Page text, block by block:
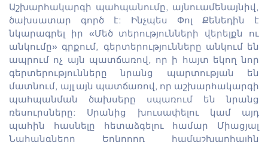
Աշխարհակարգի պահպանումը, այնուամենայնիվ,
ծախսատար գործ է: Ինչպես Փոլ Քենեդին է
նկարագրել իր «Մեծ տերությունների վերելքն ու
անկումը» գրքում, գերտերությունները անկում են
ապրում ոչ այն պատճառով, որ ի հայտ եկող նոր
գերտերությունները նրանց պարտության են
մատնում, այլ այն պատճառով, որ աշխարհակարգի
պահպանման ծախսերը սպառում են նրանց
ռեսուրսները: Սրանից խուսափելու կամ այդ
պահին հասնելը հետաձգելու համար Միացյալ
Նահանգները Երկրորդ համաշխարհային